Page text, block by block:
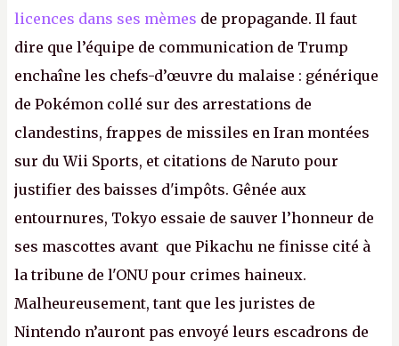
licences dans ses mèmes de propagande. Il faut
dire que l’équipe de communication de Trump
enchaîne les chefs-d’œuvre du malaise : générique
de Pokémon collé sur des arrestations de
clandestins, frappes de missiles en Iran montées
sur du Wii Sports, et citations de Naruto pour
justifier des baisses d'impôts. Gênée aux
entournures, Tokyo essaie de sauver l’honneur de
ses mascottes avant que Pikachu ne finisse cité à
la tribune de l'ONU pour crimes haineux.
Malheureusement, tant que les juristes de
Nintendo n’auront pas envoyé leurs escadrons de